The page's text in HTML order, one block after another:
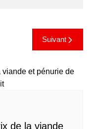
Suivant
de la viande